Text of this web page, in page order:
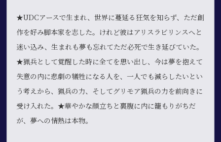
★UDCアースで生まれ、世界に蔓延る狂気を知らず、ただ創
作を好み脚本家を志した。けれど彼はアリスラビリンスへと
迷い込み、生まれも夢も忘れてただ必死で生き延びていた。
★猟兵として覚醒した時に全てを思い出し、今は夢を抱えて
失意の内に悲劇の犠牲になる人を、一人でも減らしたいとい
う考えから、猟兵の力、そしてグリモア猟兵の力を前向きに
受け入れた。★華やかな顔立ちと裏腹に内に籠もりがちだ
が、夢への情熱は本物。